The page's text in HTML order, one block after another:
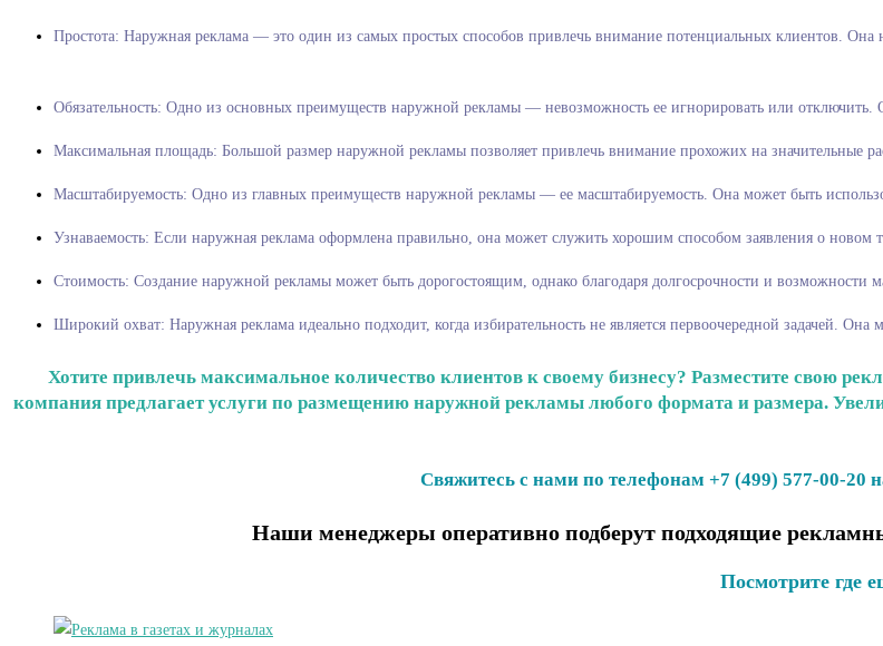
Простота: Наружная реклама — это один из самых простых способов привлечь
Обязательность: Одно из основных преимуществ наружной рекламы — невозможность ее игнорировать или
Максимальная площадь: Большой размер наружной рекламы позволяет привлечь внимание прохожих на значительные
Масштабируемость: Одно из главных преимуществ наружной рекламы — ее масштабируемость. Она может быть
Узнаваемость: Если наружная реклама оформлена правильно, она может служить хорошим способом заявления о
Стоимость: Создание наружной рекламы может быть дорогостоящим, однако благодаря долгосрочности и
Широкий охват: Наружная реклама идеально подходит, когда избирательность не является первоочередной задачей.
Хотите привлечь максимальное количество клиентов к своему бизнесу? Разместите свою
компания предлагает услуги по размещению наружной рекламы любого формата и размера.
Свяжитесь с нами по телефонам +7 (499) 577-00-20
Наши менеджеры оперативно подберут подходящие
Посмотрите где